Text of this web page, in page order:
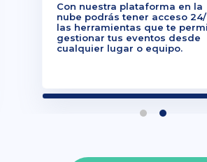
Con nuestra plataforma en la
nube podrás tener acceso
las herramientas que te
gestionar tus eventos desde
cualquier lugar o equipo.